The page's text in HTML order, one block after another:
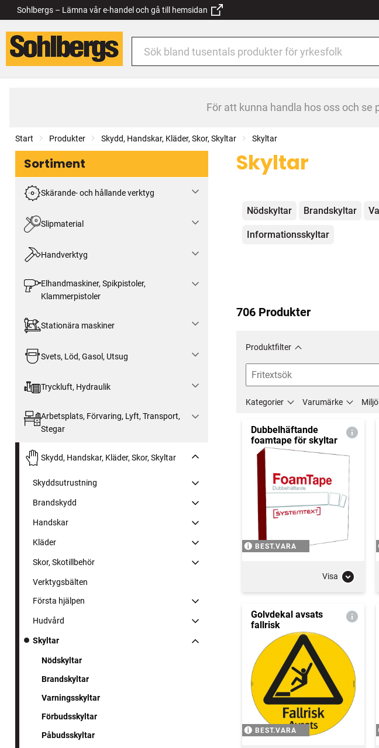
Sohlbergs – Lämna vår e-handel och gå till hemsidan
För att kunna handla hos oss och se
Start Produkter Skydd, Handskar, Kläder, Skor, Skyltar Skyltar
Sortiment
Skärande- och hållande verktyg
Slipmaterial
Handverktyg
Elhandmaskiner, Spikpistoler,
Klammerpistoler
Stationära maskiner
Svets, Löd, Gasol, Utsug
Tryckluft, Hydraulik
Arbetsplats, Förvaring, Lyft, Transport,
Stegar
Skydd, Handskar, Kläder, Skor, Skyltar
Skyddsutrustning
Brandskydd
Handskar
Kläder
Skor, Skotillbehör
Verktygsbälten
Första hjälpen
Hudvård
Skyltar
Nödskyltar
Brandskyltar
Varningsskyltar
Förbudsskyltar
Påbudsskyltar
Skyltar
Kategorier
Nödskyltar Brandskyltar
Informationsskyltar
706 Produkter
Produktfilter
Kategorier Varumärke
Dubbelhäftande
foamtape för skyltar
BEST.VARA
Visa
Golvdekal avsats
fallrisk
BEST.VARA